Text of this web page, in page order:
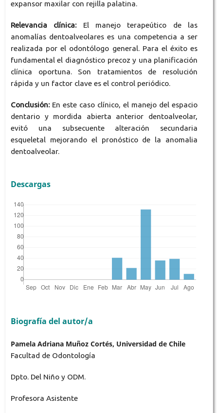
expansor maxilar con rejilla palatina.
Relevancia clínica: El manejo terapeútico de las
anomalías dentoalveolares es una competencia a ser
realizada por el odontólogo general. Para el éxito es
fundamental el diagnóstico precoz y una planificación
clínica oportuna. Son tratamientos de resolución
rápida y un factor clave es el control periódico.
Conclusión:En este caso clínico, el manejo del espacio
dentario y mordida abierta anterior dentoalveolar,
evitó una subsecuente alteración secundaria
esqueletal mejorando el pronóstico de la anomalia
dentoalveolar.
Descargas
Biografía del autor/a
Pamela Adriana Muñoz Cortés, Universidad de Chile
Facultad de Odontología
Dpto. Del Niño y ODM.
Profesora Asistente